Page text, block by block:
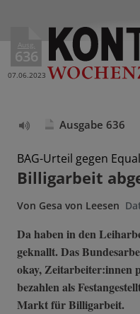
Ausg.
636
07.06.2023
vorlesen
Ausgabe 636
BAG-Urteil gegen
Billigarbeit
Von Gesa von Leesen
Da haben in den
geknallt. Das
okay, Zeitarbeiter:innen
bezahlen als
Markt für Billigarbeit.